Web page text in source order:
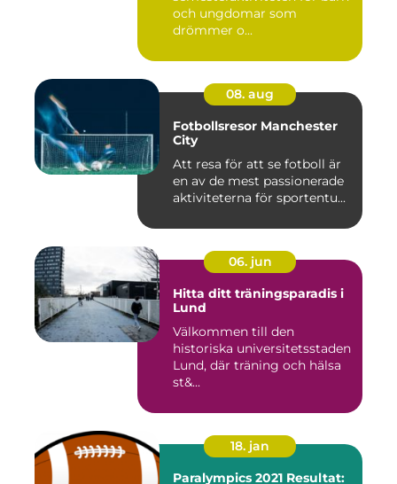
och ungdomar som
drömmer o...
08. aug
Fotbollsresor Manchester
City
Att resa för att se fotboll är
en av de mest passionerade
aktiviteterna för sportentu...
06. jun
Hitta ditt träningsparadis i
Lund
Välkommen till den
historiska universitetsstaden
Lund, där träning och hälsa
st&...
18. jan
Paralympics 2021 Resultat: